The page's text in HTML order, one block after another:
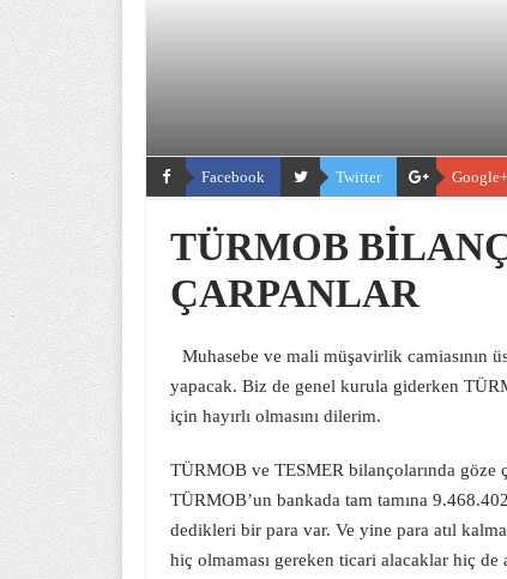
Facebook Twitter Google+
TÜRMOB
ÇARPANLAR
Muhasebe ve mali müşavirlik camiasının
yapacak. Biz de genel kurula giderken
için hayırlı olmasını dilerim.
TÜRMOB ve TESMER bilançolarında
TÜRMOB’un bankada tam tamına
dedikleri bir para var. Ve yine para atıl
hiç olmaması gereken ticari alacaklar hiç